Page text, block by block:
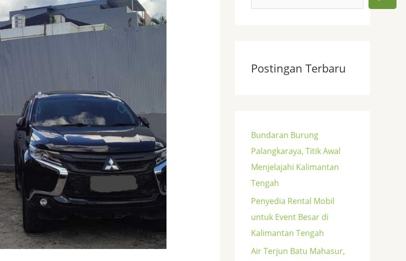
Postingan Terbaru
Bundaran Burung
Palangkaraya, Titik Awal
Menjelajahi Kalimantan
Tengah
Penyedia Rental Mobil
untuk Event Besar di
Kalimantan Tengah
Air Terjun Batu Mahasur,